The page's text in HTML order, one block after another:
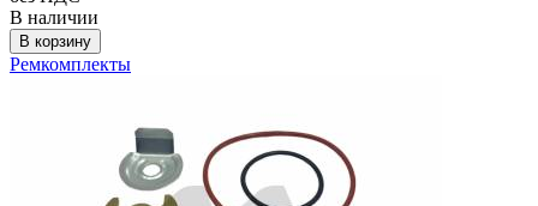
В наличии
В корзину
Ремкомплекты